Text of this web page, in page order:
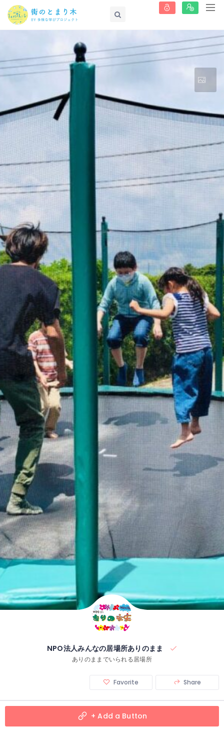
NPO法人みんなの居場所ありのまま
ありのままでいられる居場所
Favorite Share
+ Add a Button